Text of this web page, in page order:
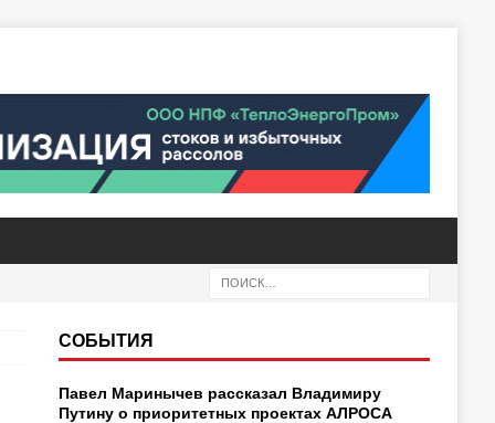
СОБЫТИЯ
Павел Маринычев рассказал Владимиру
Путину о приоритетных проектах АЛРОСА